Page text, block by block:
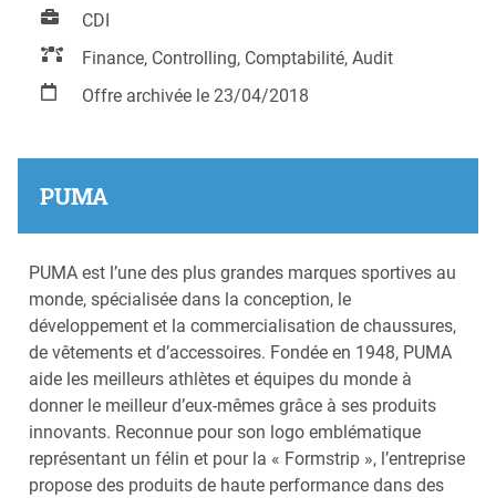
CDI
Finance, Controlling, Comptabilité, Audit
Offre archivée le 23/04/2018
PUMA
PUMA est l’une des plus grandes marques sportives au
monde, spécialisée dans la conception, le
développement et la commercialisation de chaussures,
de vêtements et d’accessoires. Fondée en 1948, PUMA
aide les meilleurs athlètes et équipes du monde à
donner le meilleur d’eux-mêmes grâce à ses produits
innovants. Reconnue pour son logo emblématique
représentant un félin et pour la « Formstrip », l’entreprise
propose des produits de haute performance dans des